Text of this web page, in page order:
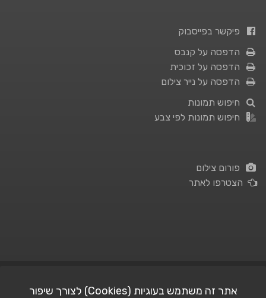
פיקשר בפייסבוק
הדפסה על קנבס
הדפסה על זכוכית
הדפסה על נייר צילום
חיפוש תמונות
חיפוש תמונות לפי צבע
פורום צילום
הצטרפו לאתר
אתר זה משתמש בעוגיות (Cookies) לצורך שיפור